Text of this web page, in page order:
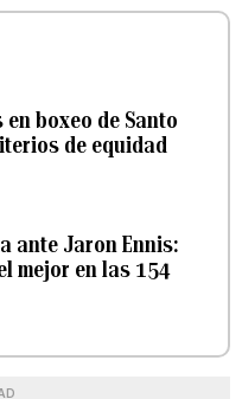
boxeo de Santo
de equidad
ante Jaron Ennis:
mejor en las 154